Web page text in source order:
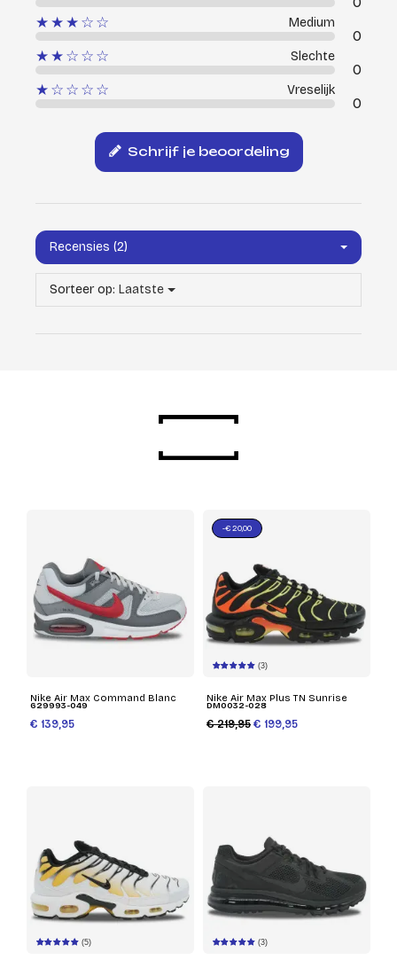
★★★☆☆
Medium
0
★★☆☆☆
Slechte
0
★☆☆☆☆
Vreselijk
0
Schrijf je beoordeling
Recensies (2)
Sorteer op: Laatste
Nike Air Max Command Blanc
629993-049
€ 139,95
(3)
Nike Air Max Plus TN Sunrise
DM0032-028
€ 219,95 € 199,95
-€ 20,00
(5) (3)